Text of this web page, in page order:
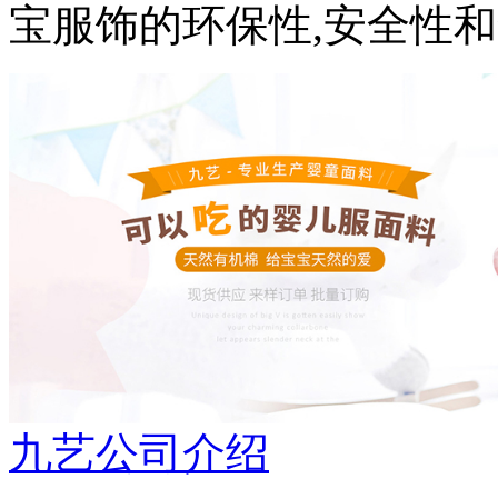
宝服饰的环保性,安全性
九艺公司介绍